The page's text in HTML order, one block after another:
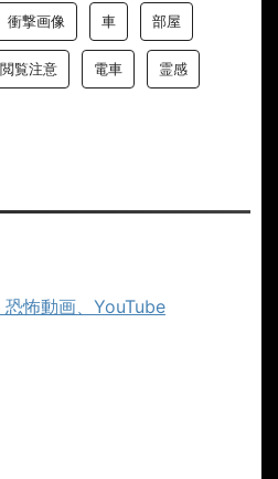
衝撃画像 車 部屋
閲覧注意 電車 霊感
怖動画、YouTube